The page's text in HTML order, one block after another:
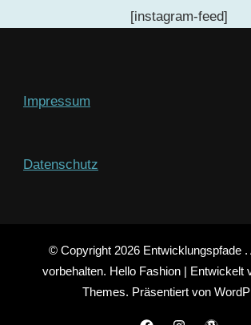
[instagram-feed]
Impressum
Datenschutz
© Copyright 2026 Entwicklungspfade .
vorbehalten. Hello Fashion | Entwickelt
Themes. Präsentiert von